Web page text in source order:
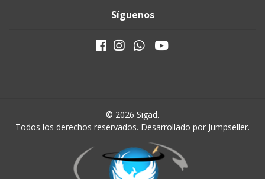
Síguenos
© 2026 Sigad.
Todos los derechos reservados. Desarrollado por Jumpseller.